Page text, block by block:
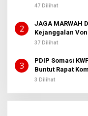
Sembiring
47 Dilihat
2
JAGA MARWAH
Kejanggalan
37 Dilihat
3
PDIP Somasi
Buntut Rapat
3 Dilihat